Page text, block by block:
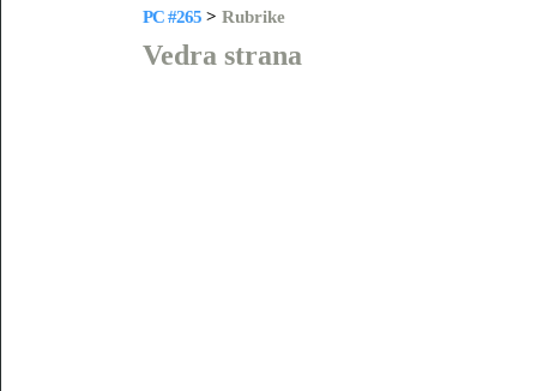
PC #265 > Rubrike
Vedra strana